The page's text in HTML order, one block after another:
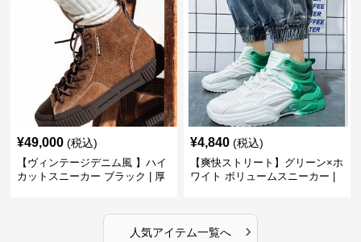
¥49,000 (税込)
【ヴィンテージデニム風 】ハイ
カットスニーカー ブラック | 厚
¥4,840 (税込)
【爽快ストリート】グリーン×ホ
ワイト ボリュームスニーカー |
人気アイテム一覧へ ›